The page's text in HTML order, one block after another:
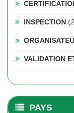
INSPECTION (2
VALIDATION
PAYS